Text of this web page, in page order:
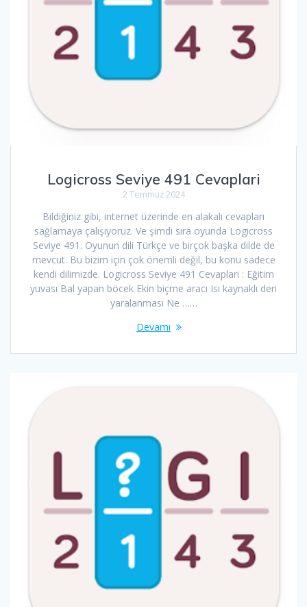
Logicross Seviye 491 Cevaplari
2 Temmuz 2024
Bildiğiniz gibi, internet üzerinde en alakalı cevapları
sağlamaya çalışıyoruz. Ve şimdi sıra oyunda Logicross
Seviye 491. Oyunun dili Türkçe ve birçok başka dilde de
mevcut. Bu bizim için çok önemli değil, bu konu sadece
kendi dilimizde. Logicross Seviye 491 Cevaplari : Eğitim
yuvası Bal yapan böcek Ekin biçme aracı Isı kaynaklı deri
yaralanması Ne ……
Devamı